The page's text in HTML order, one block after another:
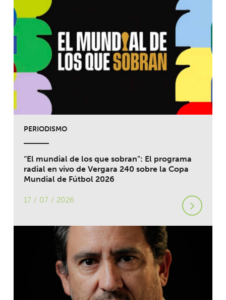
PERIODISMO
“El mundial de los que sobran”: El programa
radial en vivo de Vergara 240 sobre la Copa
Mundial de Fútbol 2026
17 / 07 / 2026